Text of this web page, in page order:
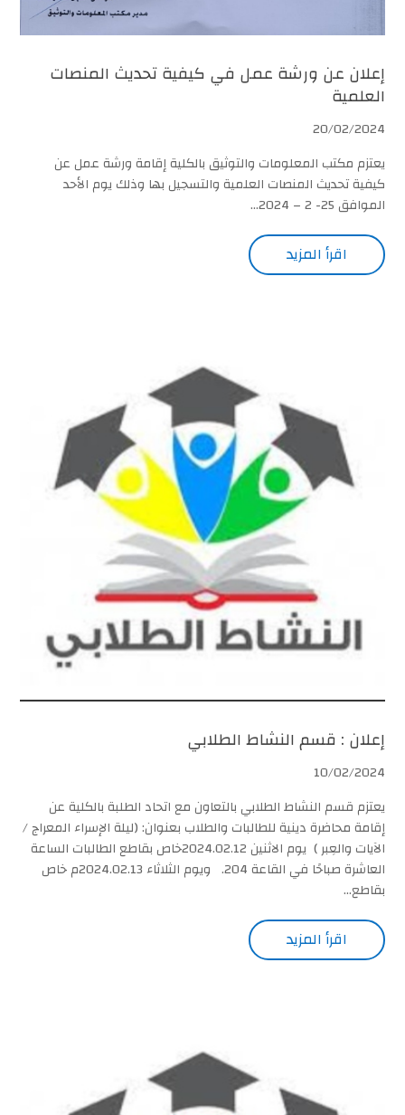
إعلان عن ورشة عمل في كيفية تحديث المنصات
العلمية
20/02/2024
يعتزم مكتب المعلومات والتوثيق بالكلية إقامة ورشة عمل عن
كيفية تحديث المنصات العلمية والتسجيل بها وذلك يوم الأحد
الموافق 25- 2 – 2024...
اقرأ المزيد
إعلان : قسم النشاط الطلابي
10/02/2024
يعتزم قسم النشاط الطلابي بالتعاون مع اتحاد الطلبة بالكلية عن
إقامة محاضرة دينية للطالبات والطلاب بعنوان: (ليلة الإسراء المعراج /
الآيات والعِبر ) يوم الاثنين 2024.02.12خاص بقاطع الطالبات الساعة
العاشرة صباحًا في القاعة 204. ويوم الثلاثاء 2024.02.13م خاص
بقاطع...
اقرأ المزيد